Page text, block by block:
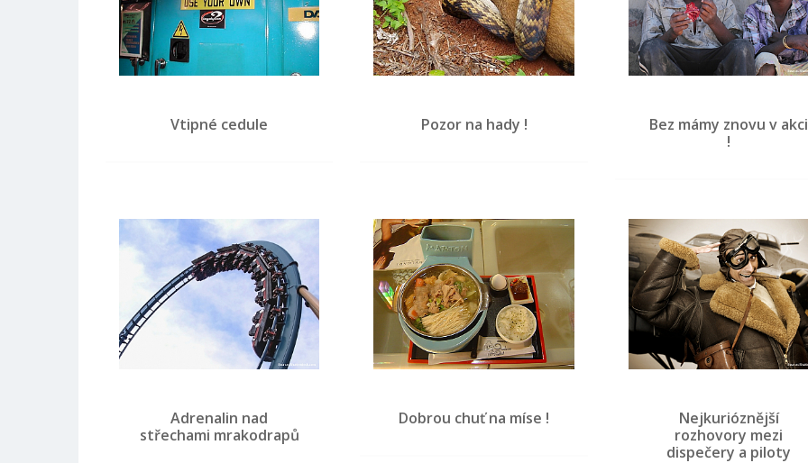
Vtipné cedule Pozor na hady !
Bez mámy znovu v akci
!
Adrenalin nad
střechami mrakodrapů
Dobrou chuť na míse !
Nejkurióznější
rozhovory mezi
dispečery a piloty